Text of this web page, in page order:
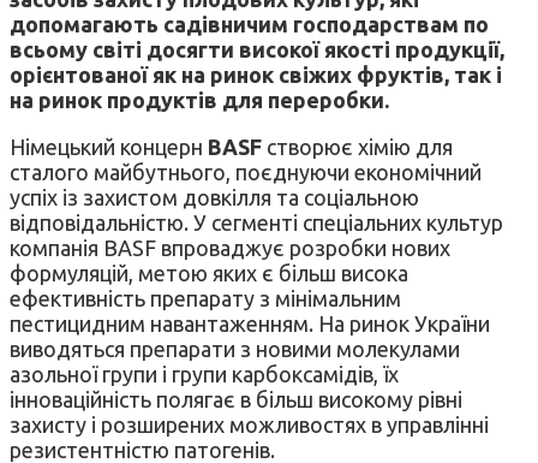
допомагають садівничим господарствам по
всьому світі досягти високої якості продукції,
орієнтованої як на ринок свіжих фруктів, так і
на ринок продуктів для переробки.
Німецький концерн BASF створює хімію для
сталого майбутнього, поєднуючи економічний
успіх із захистом довкілля та соціальною
відповідальністю. У сегменті спеціальних культур
компанія BASF впроваджує розробки нових
формуляцій, метою яких є більш висока
ефективність препарату з мінімальним
пестицидним навантаженням. На ринок України
виводяться препарати з новими молекулами
азольної групи і групи карбоксамідів, їх
інноваційність полягає в більш високому рівні
захисту і розширених можливостях в управлінні
резистентністю патогенів.